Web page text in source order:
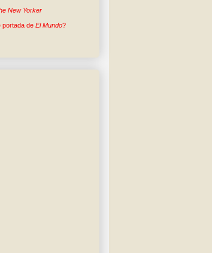
New Yorker
portada de El Mundo?